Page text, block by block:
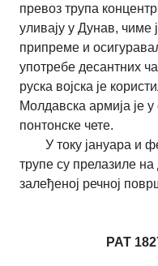
превоз трупа
уливају у Дунав, чиме
припреме и
употребе десантних
руска војска је
Молдавска армија је
понтонске чете.
У току јануара и
трупе су прелазиле
залеђеној речној
РАТ